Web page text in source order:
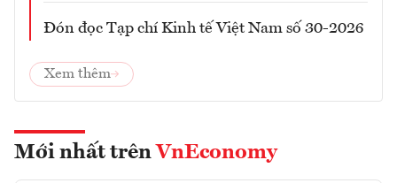
Đón đọc Tạp chí Kinh tế Việt Nam số 30-2026
Xem thêm
Mới nhất trên VnEconomy